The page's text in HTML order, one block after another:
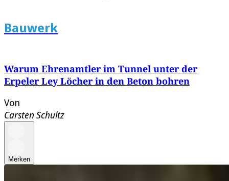
Bauwerk
Warum Ehrenamtler im Tunnel unter der
Erpeler Ley Löcher in den Beton bohren
Von
Carsten Schultz
Merken